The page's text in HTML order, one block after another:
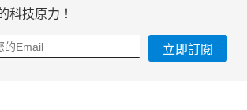
科技原力！
立即訂閱